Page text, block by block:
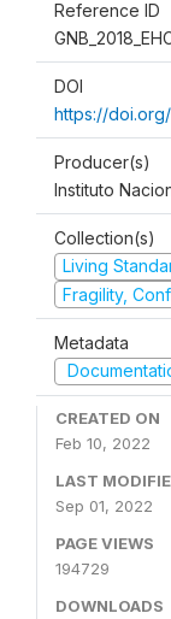
Reference ID
DOI
https://
Producer(s)
Instituto
Collection(s)
Living
Fragility,
Metadata
CREATED ON
Feb 10, 2022
LAST
Sep 01, 2022
PAGE VIEWS
194729
DOWNLOADS